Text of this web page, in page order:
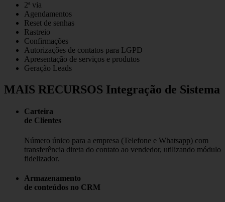
2ª via
Agendamentos
Reset de senhas
Rastreio
Confirmações
Autorizações de contatos para LGPD
Apresentação de serviços e produtos
Geração Leads
MAIS RECURSOS Integração de Sistema
Carteira
de Clientes
Número único para a empresa (Telefone e Whatsapp) com
transferência direta do contato ao vendedor, utilizando módulo
fidelizador.
Armazenamento
de conteúdos no CRM